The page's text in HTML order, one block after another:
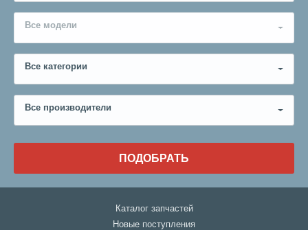
Все модели
Все категории
Все производители
ПОДОБРАТЬ
Каталог запчастей
Новые поступления